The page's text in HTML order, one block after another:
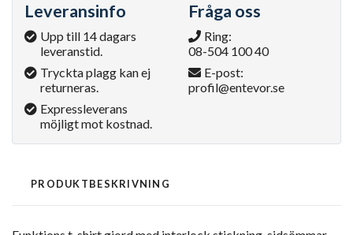
Leveransinfo
Upp till 14 dagars
leveranstid.
Tryckta plagg kan ej
returneras.
Expressleverans
möjligt mot kostnad.
Fråga oss
Ring:
08-504 100 40
E-post:
profil@entevor.se
PRODUKTBESKRIVNING